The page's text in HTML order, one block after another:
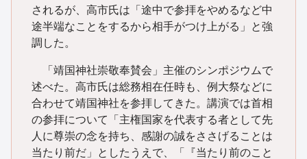
されるが、高市氏は「途中で参拝をやめるなど中
途半端なことをするから相手がつけ上がる」と強
調した。
「靖国神社崇敬奉賛会」主催のシンポジウムで
述べた。高市氏は総務相在任時も、例大祭などに
合わせて靖国神社を参拝してきた。講演では首相
の参拝について「主権国家を代表する者として先
人に尊崇の念を持ち、感謝の誠をささげることは
当たり前だ」としたうえで、「『当たり前のこと